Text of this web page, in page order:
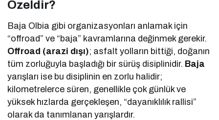
Özeldir?
Baja Olbia gibi organizasyonları anlamak için
“offroad” ve “baja” kavramlarına değinmek gerekir.
Offroad (arazi dışı); asfalt yolların bittiği, doğanın
tüm zorluğuyla başladığı bir sürüş disiplinidir. Baja
yarışları ise bu disiplinin en zorlu halidir;
kilometrelerce süren, genellikle çok günlük ve
yüksek hızlarda gerçekleşen, “dayanıklılık rallisi”
olarak da tanımlanan yarışlardır.